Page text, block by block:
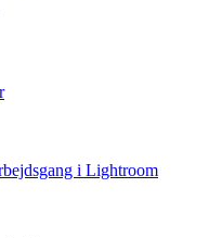
i Lightroom